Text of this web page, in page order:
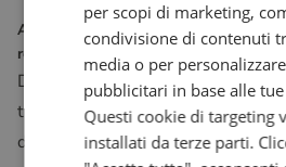
Articolo 7 - Obblighi dei consumatori
recesso
Durante il periodo di recesso, il
trattare il prodotto e il suo
disimballare o utilizzare il
per scopi di marketing,
condivisione di contenuti
media o per
pubblicitari in base alle
Questi cookie di targeting
installati da terze parti.